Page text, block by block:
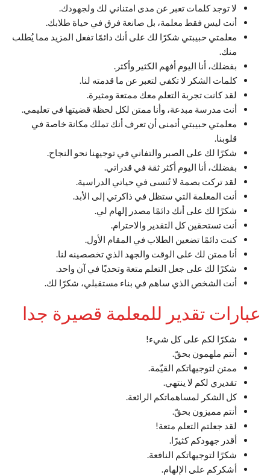
لا توجد كلمات تعبر عن مدى امتناني لك ولجهودك.
أنت ليس فقط معلمة، بل صانعة فرق في حياة طلابك.
معلمتي حبيبتي شكرًا لك على أنك دائمًا تفعل المزيد مما يُطلب
منك.
بفضلك، أنا اليوم أفهم الكثير وأكثر.
كلمات الشكر لا تكفي لتعبر عن ما قدمته لنا.
لقد كانت تجربة التعلم معك ممتعة ومثيرة.
أنت مدرسة مبدعة، وأنا ممتن لكل لحظة قضيتها في تعليمي.
معلمتي حبيبتي أتمنى أن تعرف أنك تملك مكانة خاصة في
قلوبنا.
شكرًا لك على الصبر والتفاني في توجيهنا نحو النجاح.
بفضلك، أنا اليوم أكثر ثقة في قدراتي.
لقد تركت بصمة لا تُنسى في حياتي الدراسية.
أنت المعلمة التي ستظل في ذاكرتي إلى الأبد.
شكرًا لك على أنك دائمًا مصدر إلهام لي.
أنت تستحقين كل التقدير والاحترام.
كنت دائمًا تضعين الطلاب في المقام الأول.
أنا ممتن لك على الوقت والجهد الذي تخصصينه لنا.
شكرًا لك على جعل التعلم متعة وتحديًا في آن واحد.
أنت الشخص الذي ساهم في بناء مستقبلي، شكرًا لك.
عبارات تقدير للمعلمة قصيرة جدا
شكرًا لكم على كل شيء!
أنتم ملهمون بحقّ.
ممتن لتوجيهاتكم القيّمة.
تقديري لكم لا ينتهي.
كل الشكر لمساهماتكم الرائعة.
أنتم مميزون بحقّ.
لقد جعلتم التعلم متعة!
أقدر جهودكم كثيرًا.
شكرًا لتوجيهاتكم النافعة.
أشكركم على الإلهام.